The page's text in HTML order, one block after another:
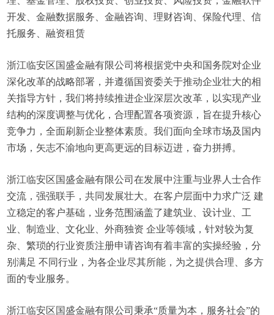
开发、金融数据服务、金融咨询、理财咨询、保险代理、信
托服务、融资租赁
浙江临安区国盛金融有限公司将根据党中央和国务院对企业
深化改革的战略部署，并遵循国资委关于推动企业壮大的相
关指导方针，我们将持续推进企业深层次改革，以实现产业
结构的深度调整与优化，合理配置各项资源，旨在提升核心
竞争力，全面刷新企业整体素质。我们面向全球市场及国内
市场，矢志不渝地向更高更远的目标迈进，奋力拼搏。
浙江临安区国盛金融有限公司在发展中注重与业界人士合作
交流，强强联手，共同发展壮大。在客户层面中力求广泛 建
立稳定的客户基础，业务范围涵盖了建筑业、设计业、工
业、制造业、文化业、外商独资 企业等领域，针对较为复
杂、繁琐的行业资质注册申请咨询有着丰富的实操经验，分
别满足 不同行业，为各企业尽其所能，为之提供合理、多方
面的专业服务。
浙江临安区国盛金融有限公司秉承“质量为本，服务社会”的